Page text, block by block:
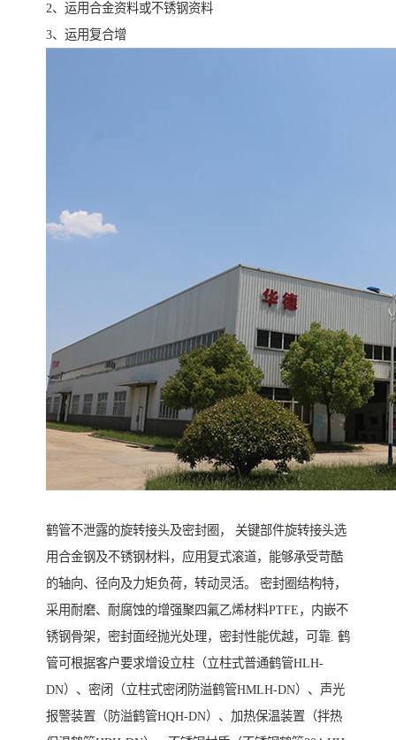
2、运用合金资料或不锈钢资料
3、运用复合增
鹤管不泄露的旋转接头及密封圈， 关键部件旋转接头选
用合金钢及不锈钢材料，应用复式滚道，能够承受苛酷
的轴向、径向及力矩负荷，转动灵活。 密封圈结构特，
采用耐磨、耐腐蚀的增强聚四氟乙烯材料PTFE，内嵌不
锈钢骨架，密封面经抛光处理，密封性能优越，可靠. 鹤
管可根据客户要求增设立柱（立柱式普通鹤管HLH-
DN）、密闭（立柱式密闭防溢鹤管HMLH-DN）、声光
报警装置（防溢鹤管HQH-DN）、加热保温装置（拌热